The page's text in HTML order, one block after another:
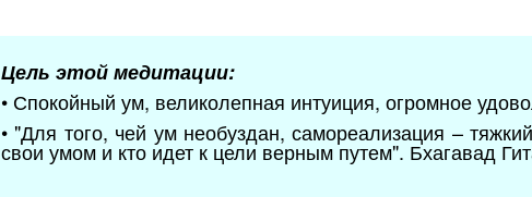
Цель этой медитации:
• Спокойный ум, великолепная интуиция, огромное
• "Для того, чей ум необуздан, самореализация –
свои умом и кто идет к цели верным путем". Бхагавад